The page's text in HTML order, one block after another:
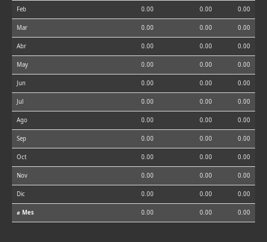
Feb 0.00 0.00 0.00
Mar 0.00 0.00 0.00
Abr 0.00 0.00 0.00
May 0.00 0.00 0.00
Jun 0.00 0.00 0.00
Jul 0.00 0.00 0.00
Ago 0.00 0.00 0.00
Sep 0.00 0.00 0.00
Oct 0.00 0.00 0.00
Nov 0.00 0.00 0.00
Dic 0.00 0.00 0.00
⌀ Mes 0.00 0.00 0.00